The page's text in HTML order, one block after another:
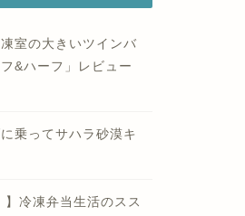
室の大きいツインバ
&ハーフ」レビュー
乗ってサハラ砂漠キ
】冷凍弁当生活のスス